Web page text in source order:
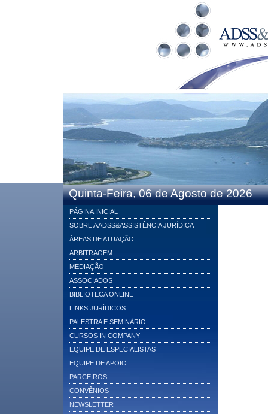
Quinta-Feira, 06 de Agosto de 2026
PÁGINA INICIAL
SOBRE A ADSS&ASSISTÊNCIA JURÍDICA
ÁREAS DE ATUAÇÃO
ARBITRAGEM
MEDIAÇÃO
ASSOCIADOS
BIBLIOTECA ONLINE
LINKS JURÍDICOS
PALESTRA E SEMINÁRIO
CURSOS IN COMPANY
EQUIPE DE ESPECIALISTAS
EQUIPE DE APOIO
PARCEIROS
CONVÊNIOS
NEWSLETTER